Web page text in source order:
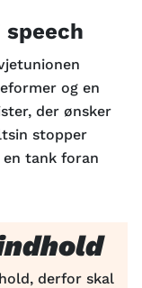
og en
der ønsker
stopper
tank foran
derfor skal